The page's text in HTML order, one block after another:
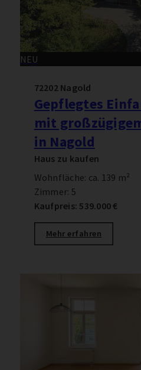
NEU
72202 Nagold
Gepflegtes
mit
in Nagold
Haus zu kaufen
Wohnfläche: ca. 139 m²
Zimmer: 5
Kaufpreis: 539.000 €
Mehr erfahren